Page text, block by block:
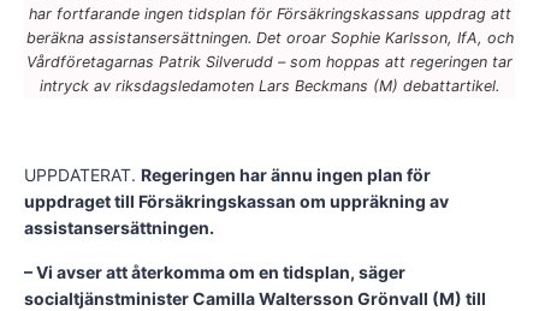
har fortfarande ingen tidsplan för Försäkringskassans uppdrag att
beräkna assistansersättningen. Det oroar Sophie Karlsson, IfA, och
Vårdföretagarnas Patrik Silverudd – som hoppas att regeringen tar
intryck av riksdagsledamoten Lars Beckmans (M) debattartikel.
UPPDATERAT. Regeringen har ännu ingen plan för
uppdraget till Försäkringskassan om uppräkning av
assistansersättningen.
– Vi avser att återkomma om en tidsplan, säger
socialtjänstminister Camilla Waltersson Grönvall (M) till